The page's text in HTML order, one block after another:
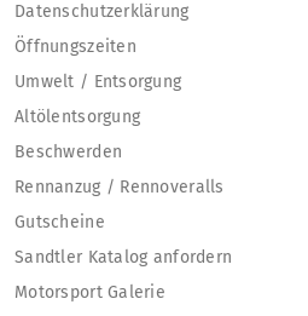
Datenschutzerklärung
Öffnungszeiten
Umwelt / Entsorgung
Altölentsorgung
Beschwerden
Rennanzug / Rennoveralls
Gutscheine
Sandtler Katalog anfordern
Motorsport Galerie